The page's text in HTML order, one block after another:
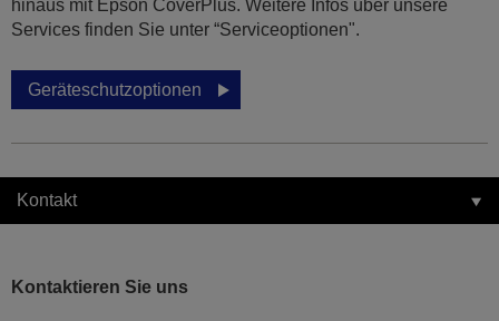
hinaus mit Epson CoverPlus. Weitere Infos über unsere
Services finden Sie unter “Serviceoptionen".
Geräteschutzoptionen
Kontakt
Kontaktieren Sie uns